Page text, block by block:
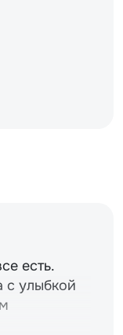
есть.
с улыбкой